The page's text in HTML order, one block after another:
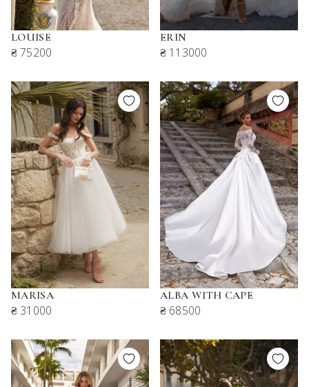
LOUISE
₴ 75200
ERIN
₴ 113000
MARISA
₴ 31000
ALBA WITH CAPE
₴ 68500